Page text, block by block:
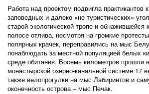
Работа над проектом подвигла
заповедных и далеко «не туристических»
старой экологической тропе и
полосе отлива, несмотря на громкие
полярных крачек, переправились на мыс
понаблюдать за местной популяцией белых
среде обитания. Восемь километров прошли
монастырской озерно-канальной системе 17
также велопрогулки на мыс Лабиринтов и
оконечность острова – мыс Печак.